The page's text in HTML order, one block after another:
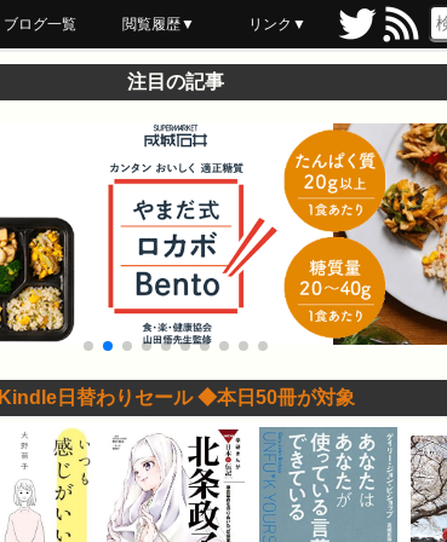
ブログ一覧 閲覧履歴▼
最近読んだ
あとで読む
ブックマーク
リンク▼
注目の記事
Kindle日替わりセール ◆本日50冊が対象